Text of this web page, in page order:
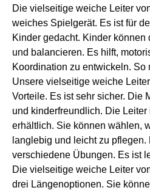
Die vielseitige weiche Leiter
weiches Spielgerät. Es ist für
Kinder gedacht. Kinder können
und balancieren. Es hilft,
Koordination zu entwickeln. So
Unsere vielseitige weiche
Vorteile. Es ist sehr sicher. Die
und kinderfreundlich. Die
erhältlich. Sie können wählen,
langlebig und leicht zu
verschiedene Übungen. Es ist
Die vielseitige weiche Leiter
drei Längenoptionen. Sie